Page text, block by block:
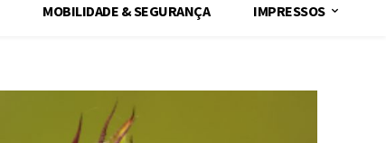
MOBILIDADE & SEGURANÇA IMPRESSOS